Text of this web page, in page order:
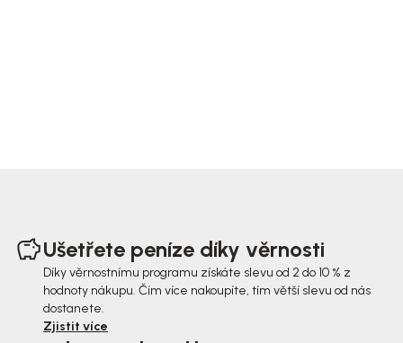
Ušetřete peníze díky věrnosti
Díky věrnostnímu programu získáte slevu od 2 do 10 % z
hodnoty nákupu. Čím více nakoupíte, tím větší slevu od nás
dostanete.
Zjistit více